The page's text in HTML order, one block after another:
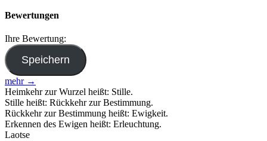
Bewertungen
Ihre Bewertung:
mehr →
Heimkehr zur Wurzel heißt: Stille.
Stille heißt: Rückkehr zur Bestimmung.
Rückkehr zur Bestimmung heißt: Ewigkeit.
Erkennen des Ewigen heißt: Erleuchtung.
Laotse